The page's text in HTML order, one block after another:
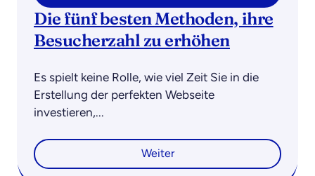
Die fünf besten Methoden, ihre
Besucherzahl zu erhöhen
Es spielt keine Rolle, wie viel Zeit Sie in die
Erstellung der perfekten Webseite
investieren,...
Weiter